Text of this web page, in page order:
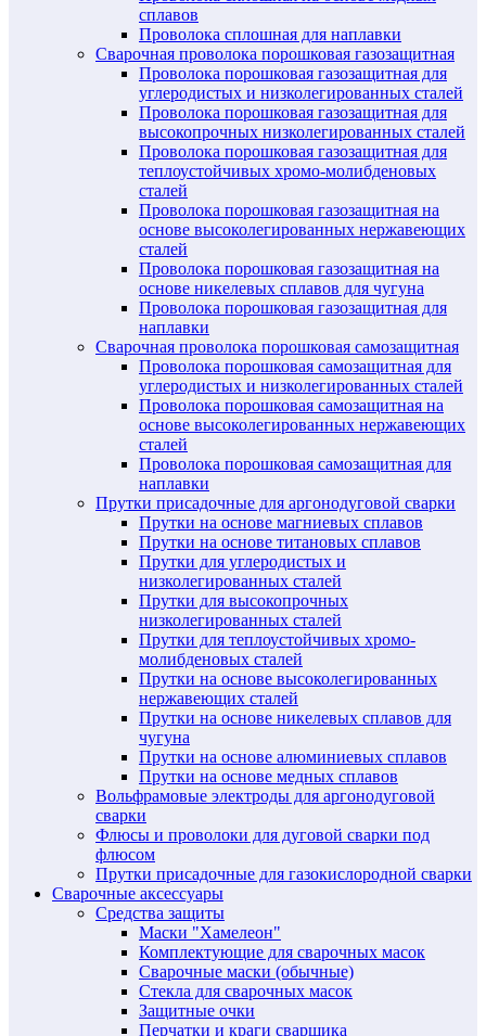
сплавов
Проволока сплошная для наплавки
Сварочная проволока порошковая газозащитная
Проволока порошковая газозащитная для
углеродистых и низколегированных сталей
Проволока порошковая газозащитная для
высокопрочных низколегированных сталей
Проволока порошковая газозащитная для
теплоустойчивых хромо-молибденовых
сталей
Проволока порошковая газозащитная на
основе высоколегированных нержавеющих
сталей
Проволока порошковая газозащитная на
основе никелевых сплавов для чугуна
Проволока порошковая газозащитная для
наплавки
Сварочная проволока порошковая самозащитная
Проволока порошковая самозащитная для
углеродистых и низколегированных сталей
Проволока порошковая самозащитная на
основе высоколегированных нержавеющих
сталей
Проволока порошковая самозащитная для
наплавки
Прутки присадочные для аргонодуговой сварки
Прутки на основе магниевых сплавов
Прутки на основе титановых сплавов
Прутки для углеродистых и
низколегированных сталей
Прутки для высокопрочных
низколегированных сталей
Прутки для теплоустойчивых хромо-
молибденовых сталей
Прутки на основе высоколегированных
нержавеющих сталей
Прутки на основе никелевых сплавов для
чугуна
Прутки на основе алюминиевых сплавов
Прутки на основе медных сплавов
Вольфрамовые электроды для аргонодуговой
сварки
Флюсы и проволоки для дуговой сварки под
флюсом
Прутки присадочные для газокислородной сварки
Сварочные аксессуары
Средства защиты
Маски "Хамелеон"
Комплектующие для сварочных масок
Сварочные маски (обычные)
Стекла для сварочных масок
Защитные очки
Перчатки и краги сварщика